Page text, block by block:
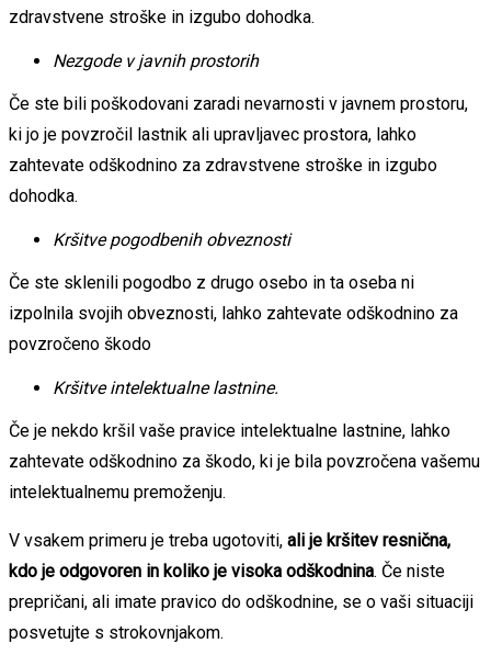
zdravstvene stroške in izgubo dohodka.
Nezgode v javnih prostorih
Če ste bili poškodovani zaradi nevarnosti v javnem prostoru,
ki jo je povzročil lastnik ali upravljavec prostora, lahko
zahtevate odškodnino za zdravstvene stroške in izgubo
dohodka.
Kršitve pogodbenih obveznosti
Če ste sklenili pogodbo z drugo osebo in ta oseba ni
izpolnila svojih obveznosti, lahko zahtevate odškodnino za
povzročeno škodo
Kršitve intelektualne lastnine.
Če je nekdo kršil vaše pravice intelektualne lastnine, lahko
zahtevate odškodnino za škodo, ki je bila povzročena vašemu
intelektualnemu premoženju.
V vsakem primeru je treba ugotoviti, ali je kršitev resnična,
kdo je odgovoren in koliko je visoka odškodnina. Če niste
prepričani, ali imate pravico do odškodnine, se o vaši situaciji
posvetujte s strokovnjakom.